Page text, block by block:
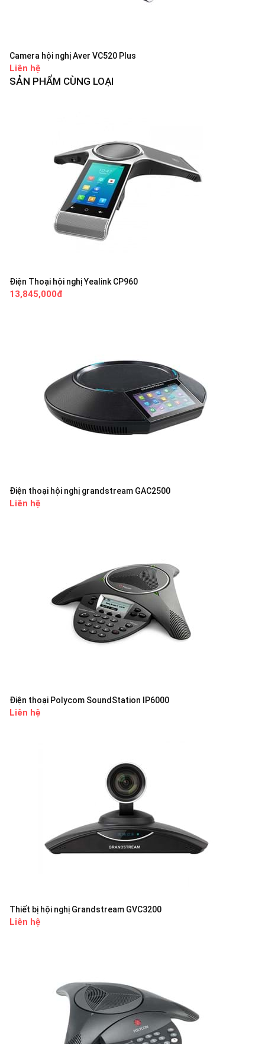
Camera hội nghị Aver VC520 Plus
Liên hệ
SẢN PHẨM CÙNG LOẠI
Điện Thoại hội nghị Yealink CP960
13,845,000đ
Điện thoại hội nghị grandstream GAC2500
Liên hệ
Điện thoại Polycom SoundStation IP6000
Liên hệ
Thiết bị hội nghị Grandstream GVC3200
Liên hệ